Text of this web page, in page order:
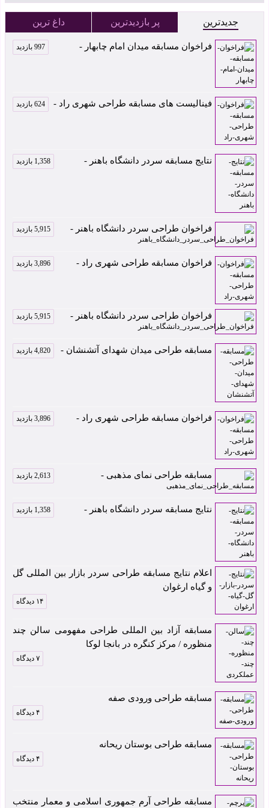
جدیدترین پر بازدیدترین داغ ترین
فراخوان مسابقه میدان امام چابهار - 997 بازدید
فینالیست های مسابقه طراحی شهری راد - 624 بازدید
نتایج مسابقه سردر دانشگاه باهنر - 1,358 بازدید
فراخوان طراحی سردر دانشگاه باهنر - 5,915 بازدید
فراخوان مسابقه طراحی شهری راد - 3,896 بازدید
فراخوان طراحی سردر دانشگاه باهنر - 5,915 بازدید
مسابقه طراحی میدان شهدای آتشنشان - 4,820 بازدید
فراخوان مسابقه طراحی شهری راد - 3,896 بازدید
مسابقه طراحی نمای مذهبی - 2,613 بازدید
نتایج مسابقه سردر دانشگاه باهنر - 1,358 بازدید
اعلام نتایج مسابقه طراحی سردر بازار بین المللی گل
و گیاه ارغوان
۱۴ دیدگاه
مسابقه آزاد بین المللی طراحی مفهومی سالن چند
منظوره / مرکز کنگره در بانجا لوکا
۷ دیدگاه
مسابقه طراحی ورودی صفه
۴ دیدگاه
مسابقه طراحی بوستان ریحانه
۴ دیدگاه
مسابقه طراحی آرم جمهوری اسلامی و معمار منتخب